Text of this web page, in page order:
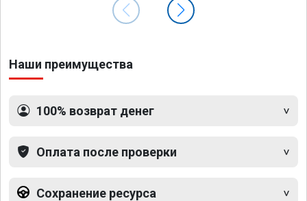
Наши преимущества
100% возврат денег
Оплата после проверки
Сохранение ресурса